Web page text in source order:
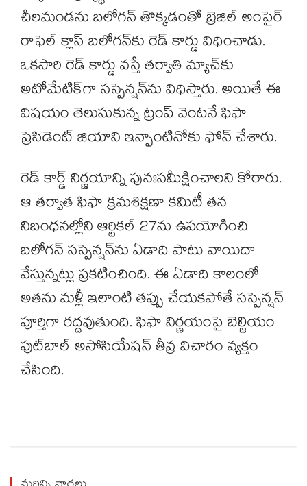
చీలమండను బలోగన్‌ తొక్కడంతో బ్రెజిల్‌ అంపైర్‌
రాఫెల్‌ క్లాస్‌ బలోగన్‌కు రెడ్‌ కార్డు విధించాడు.
ఒకసారి రెడ్‌ కార్డు వస్తే తర్వాతి మ్యాచ్‌కు
అటోమేటిక్‌గా సస్పెన్షన్‌ను విధిస్తారు. అయితే ఈ
విషయం తెలుసుకున్న ట్రంప్‌ వెంటనే ఫిఫా
ప్రెసిడెంట్‌ జియాని ఇన్ఫాంటినోకు ఫోన్‌ చేశారు.
రెడ్ కార్డ్ నిర్ణయాన్ని పునఃసమీక్షించాలని కోరారు.
ఆ తర్వాత ఫిఫా క్రమశిక్షణా కమిటీ తన
నిబంధనల్లోని ఆర్టికల్ 27ను ఉపయోగించి
బలోగన్ సస్పెన్షన్‌ను ఏడాది పాటు వాయిదా
వేస్తున్నట్లు ప్రకటించింది. ఈ ఏడాది కాలంలో
అతను మళ్లీ ఇలాంటి తప్పు చేయకపోతే సస్పెన్షన్
పూర్తిగా రద్దవుతుంది. ఫిఫా నిర్ణయంపై బెల్జియం
ఫుట్‌బాల్‌ అసోసియేషన్‌ తీవ్ర విచారం వ్యక్తం
చేసింది.